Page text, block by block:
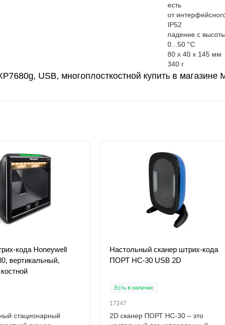
есть
от
IP52
падение с
0...50 °C
80 x 40 x 145 мм
340 г
USB, многоплосткостной купить в магазине
кода Honeywell
вертикальный,
стационарный
Настольный сканер штрих-кода
ПОРТ НС-30 USB 2D
Есть в наличии
17247
2D сканер ПОРТ HC-30 – это